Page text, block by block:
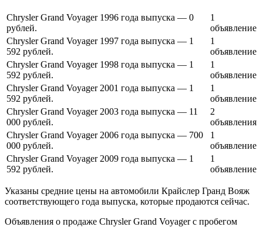
Chrysler Grand Voyager 1996 года выпуска — 0
рублей.
1
объявление
Chrysler Grand Voyager 1997 года выпуска — 1
592 рублей.
1
объявление
Chrysler Grand Voyager 1998 года выпуска — 1
592 рублей.
1
объявление
Chrysler Grand Voyager 2001 года выпуска — 1
592 рублей.
1
объявление
Chrysler Grand Voyager 2003 года выпуска — 11
000 рублей.
2
объявления
Chrysler Grand Voyager 2006 года выпуска — 700
000 рублей.
1
объявление
Chrysler Grand Voyager 2009 года выпуска — 1
592 рублей.
1
объявление
Указаны средние цены на автомобили Крайслер Гранд Вояж
соответствующего года выпуска, которые продаются сейчас.
Объявления о продаже Chrysler Grand Voyager с пробегом